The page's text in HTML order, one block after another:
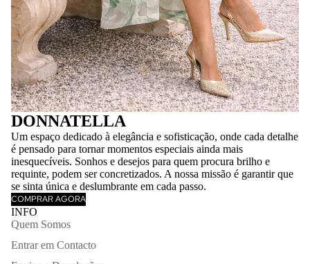
DONNATELLA
Um espaço dedicado à elegância e sofisticação, onde cada detalhe
é pensado para tornar momentos especiais ainda mais
inesquecíveis. Sonhos e desejos para quem procura brilho e
requinte, podem ser concretizados. A nossa missão é garantir que
se sinta única e deslumbrante em cada passo.
COMPRAR AGORA
INFO
Quem Somos
Entrar em Contacto